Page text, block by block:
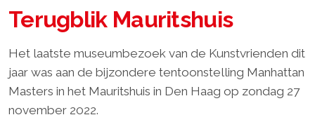
Terugblik Mauritshuis
Het laatste museumbezoek van de Kunstvrienden dit
jaar was aan de bijzondere tentoonstelling Manhattan
Masters in het Mauritshuis in Den Haag op zondag 27
november 2022.